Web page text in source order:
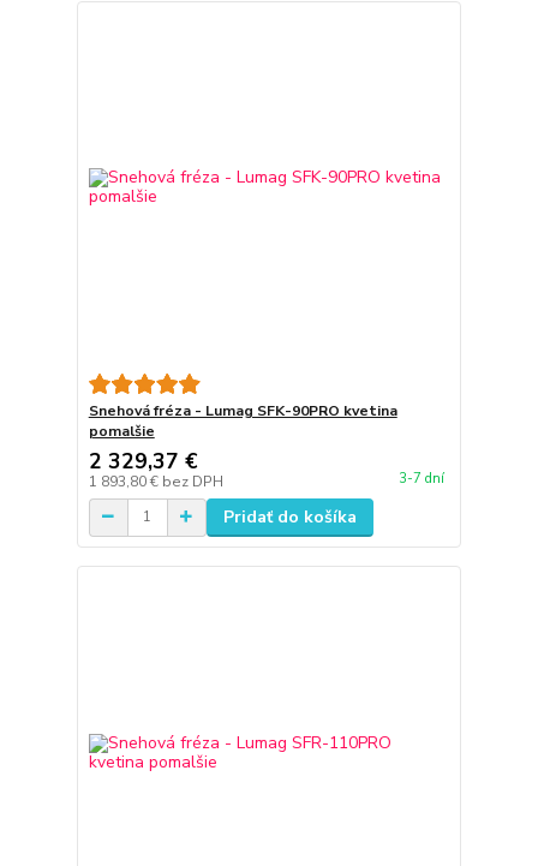
Snehová fréza - Lumag SFK-90PRO kvetina
pomalšie
2 329,37 €
1 893,80 € bez DPH 3-7 dní
Pridať do košíka